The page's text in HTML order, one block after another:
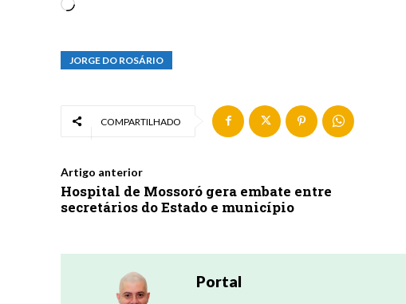
C
r
g
n
d
JORGE DO ROSÁRIO
COMPARTILHADO
Artigo anterior
Hospital de Mossoró gera embate entre
secretários do Estado e município
Portal